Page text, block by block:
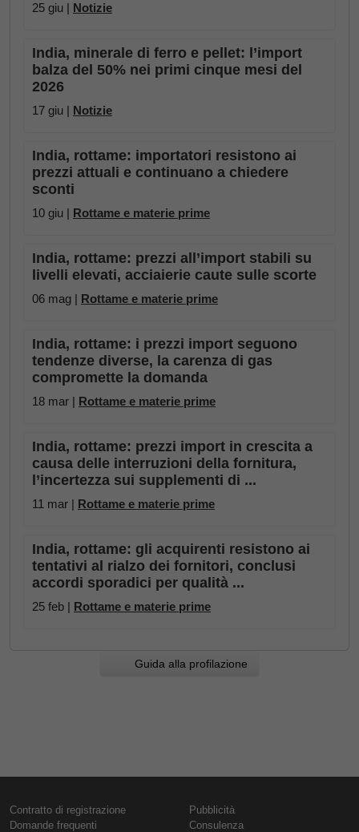
25 giu | Notizie
India, minerale di ferro e pellet: l’import
balza del 50% nei primi cinque mesi del
2026
17 giu | Notizie
India, rottame: importatori resistono ai
prezzi attuali e continuano a chiedere
sconti
10 giu | Rottame e materie prime
India, rottame: prezzi all’import stabili su
livelli elevati, acciaierie caute sulle scorte
06 mag | Rottame e materie prime
India, rottame: i prezzi import seguono
tendenze diverse, la carenza di gas
compromette la domanda
18 mar | Rottame e materie prime
India, rottame: prezzi import in crescita a
causa delle interruzioni della fornitura,
l’incertezza sui supplementi di ...
11 mar | Rottame e materie prime
India, rottame: gli acquirenti resistono ai
tentativi al rialzo dei fornitori, conclusi
accordi sporadici per qualità ...
25 feb | Rottame e materie prime
Guida alla profilazione
Contratto di registrazione
Domande frequenti
Pubblicità
Consulenza